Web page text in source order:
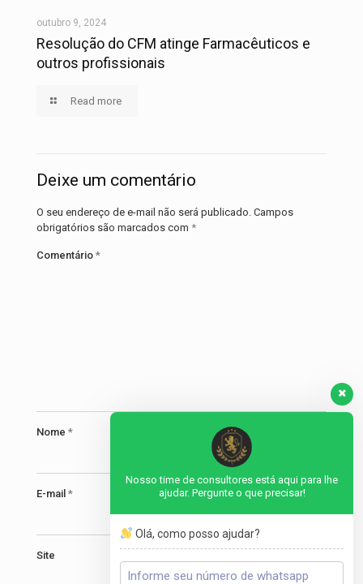
outubro 9, 2024
Resolução do CFM atinge Farmacêuticos e
outros profissionais
Read more
Deixe um comentário
O seu endereço de e-mail não será publicado. Campos
obrigatórios são marcados com *
Comentário *
Nome *
E-mail *
Site
Nosso time de consultores está aqui para lhe
ajudar. Pergunte o que precisar!
Olá, como posso ajudar?